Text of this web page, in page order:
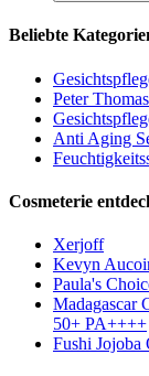
Beliebte
Peter
Anti Aging
Cosmeterie
Xerjoff
Kevyn
Paula's
Madagascar
50+ PA++++
Fushi Jojoba